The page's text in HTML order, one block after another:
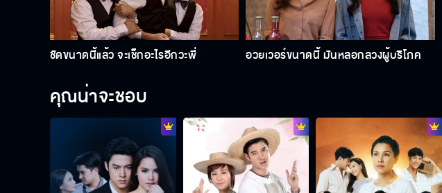
ชัดขนาดนี้แล้ว จะเช็กอะไรอีกวะพี่ อวยเวอร์ขนาดนี้ มันหลอกลวงผู้บริโภค
คุณน่าจะชอบ